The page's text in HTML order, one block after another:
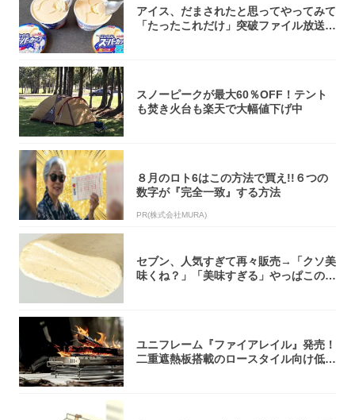
アイス、だまされたと思ってやってみて
「たったこれだけ」突破ファイル放送で
スノーピークが最大60％OFF！テント
も焚き火台も楽天で大幅値下げ中
８月のロト6はこの方法で買え!!６つの
数字が『完全一致』する方法
PR(株式会社MURA)
セブン、人気すぎて再々販売→「クソ美
味くね？」「美味すぎる」やっぱこのク
ユニフレーム『ファイアレイル』発売！
二重遮熱板搭載のロースタイル向け低型